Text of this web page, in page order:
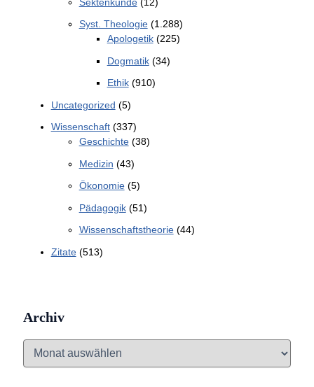
Syst. Theologie(1.288)
Apologetik(225)
Dogmatik(34)
Ethik(910)
Uncategorized (5)
Wissenschaft(337)
Geschichte(38)
Medizin (43)
Ökonomie(5)
Pädagogik(51)
Wissenschaftstheorie(44)
Zitate(513)
Archiv